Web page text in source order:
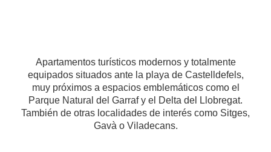
Apartamentos turísticos modernos y totalmente
equipados situados ante la playa de Castelldefels,
muy próximos a espacios emblemáticos como el
Parque Natural del Garraf y el Delta del Llobregat.
También de otras localidades de interés como Sitges,
Gavà o Viladecans.